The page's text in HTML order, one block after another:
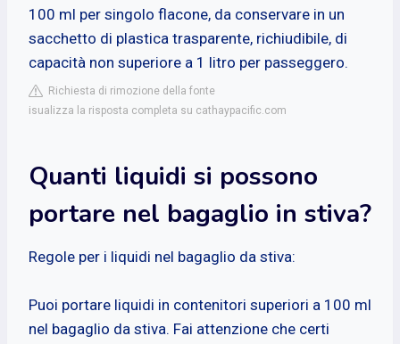
100 ml per singolo flacone, da conservare in un
sacchetto di plastica trasparente, richiudibile, di
capacità non superiore a 1 litro per passeggero.
Richiesta di rimozione della fonte
isualizza la risposta completa su cathaypacific.com
Quanti liquidi si possono
portare nel bagaglio in stiva?
Regole per i liquidi nel bagaglio da stiva:
Puoi portare liquidi in contenitori superiori a 100 ml
nel bagaglio da stiva. Fai attenzione che certi